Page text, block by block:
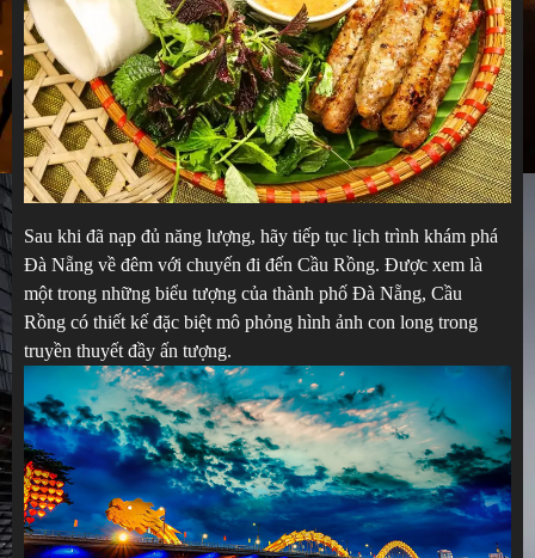
Sau khi đã nạp đủ năng lượng, hãy tiếp tục lịch trình khám phá
Đà Nẵng về đêm với chuyến đi đến Cầu Rồng. Được xem là
một trong những biểu tượng của thành phố Đà Nẵng, Cầu
Rồng có thiết kế đặc biệt mô phỏng hình ảnh con long trong
truyền thuyết đầy ấn tượng.